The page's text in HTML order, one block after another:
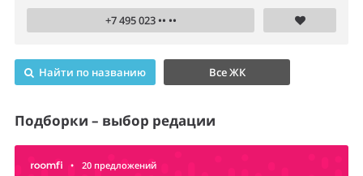
+7 495 023 •• ••
Найти по названию Все ЖК
Подборки – выбор редации
• 20 предложений